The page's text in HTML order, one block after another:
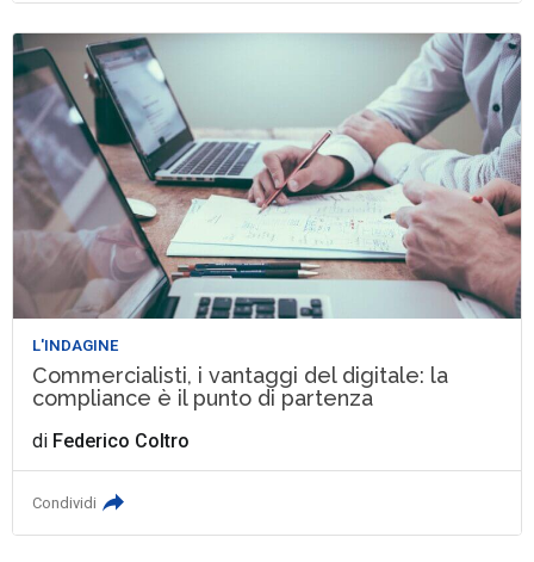
L'INDAGINE
Commercialisti, i vantaggi del digitale: la
compliance è il punto di partenza
di Federico Coltro
Condividi